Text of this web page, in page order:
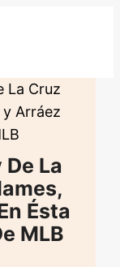
La Cruz
Arráez
La
Ésta
MLB